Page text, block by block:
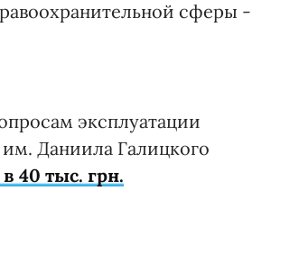
сферы -
эксплуатации
Даниила Галицкого
40 тыс. грн.